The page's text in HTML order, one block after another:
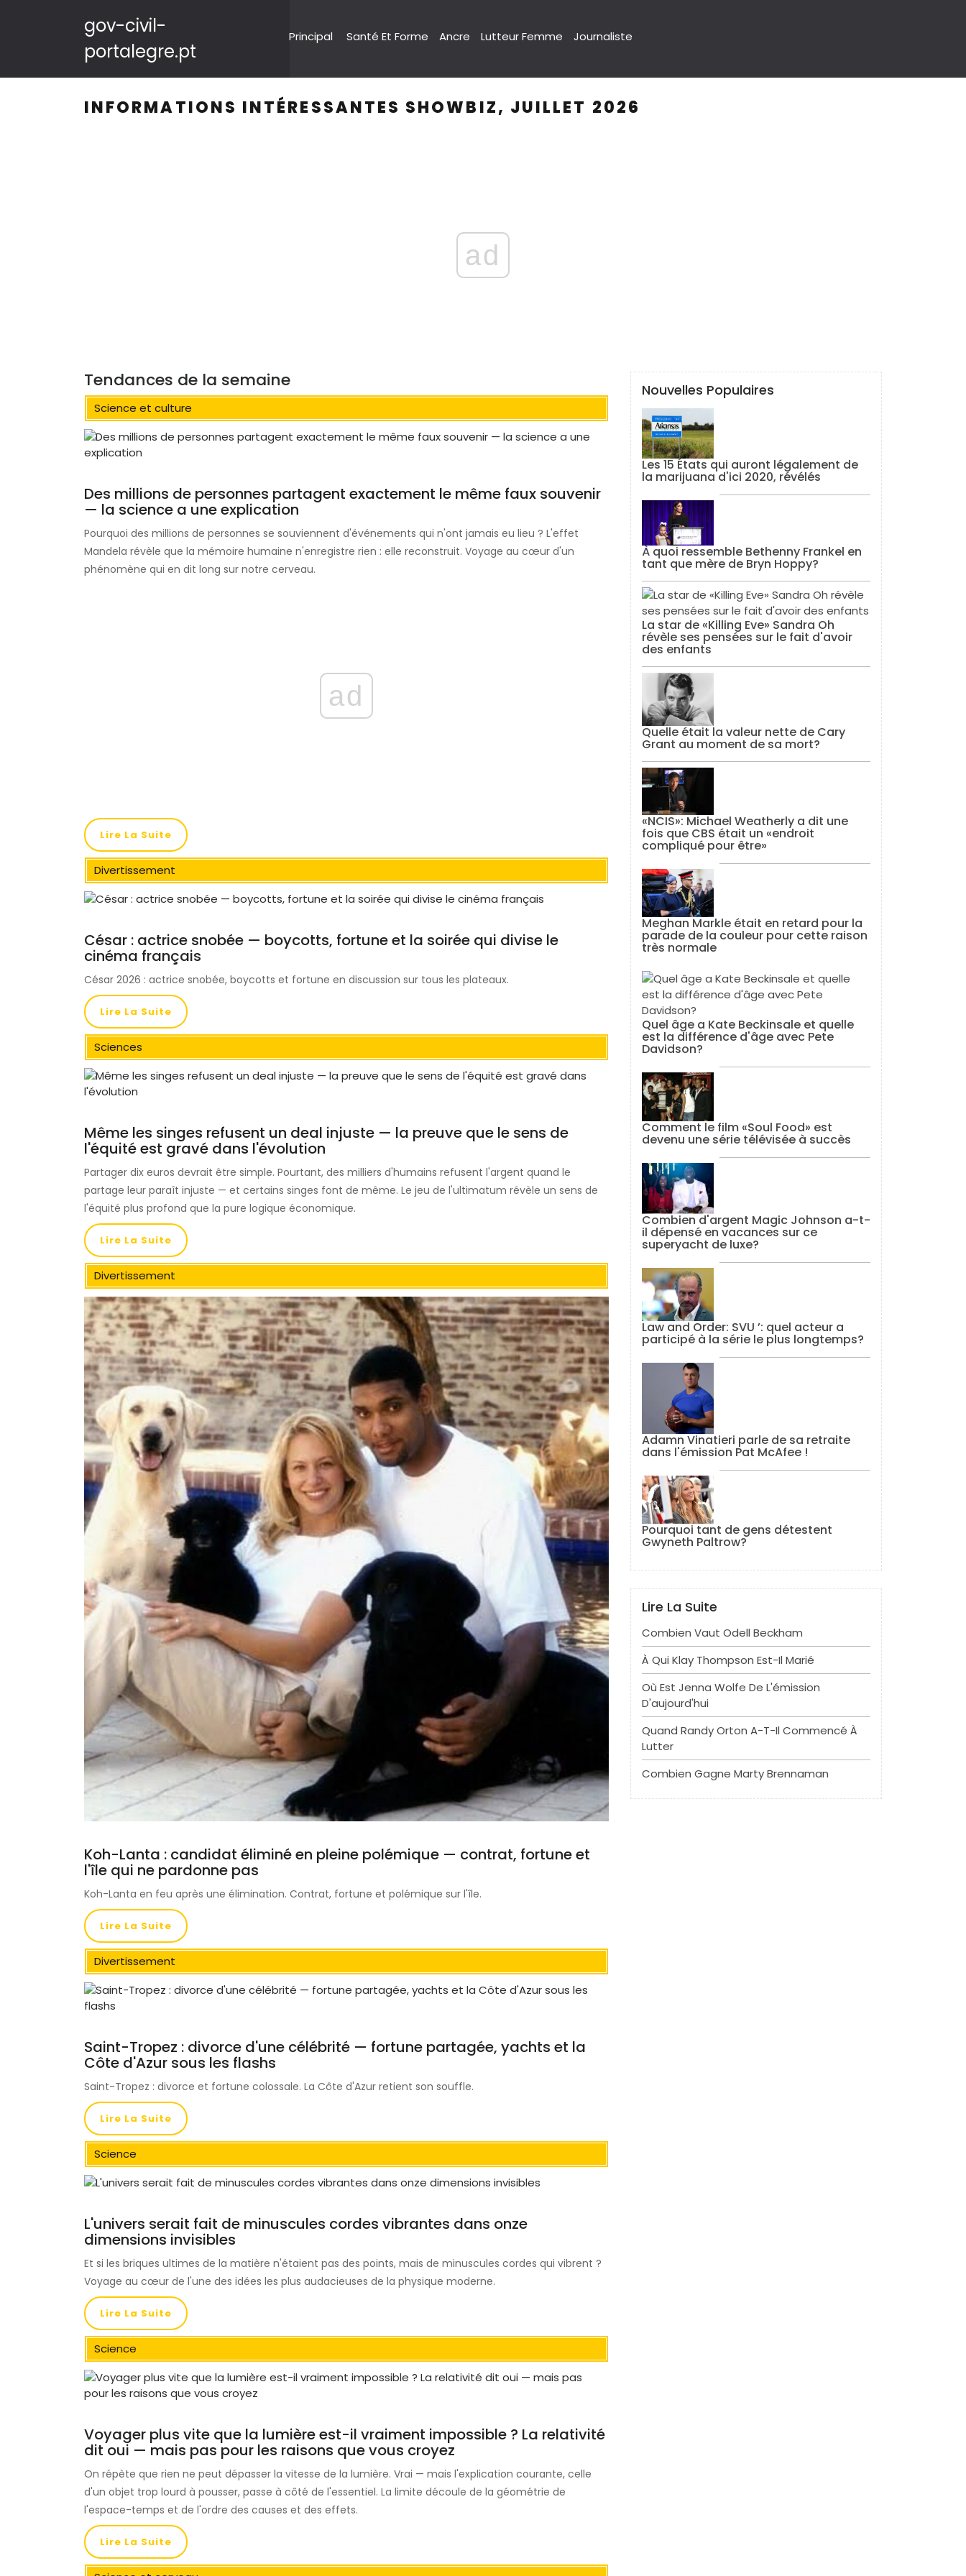
gov-civil-
portalegre.pt
Principal Santé Et Forme Ancre Lutteur Femme Journaliste
INFORMATIONS INTÉRESSANTES SHOWBIZ, JUILLET 2026
ad
Tendances de la semaine
Science et culture
Des millions de personnes partagent exactement le même faux souvenir
— la science a une explication
Pourquoi des millions de personnes se souviennent d'événements qui n'ont jamais eu lieu ? L'effet
Mandela révèle que la mémoire humaine n'enregistre rien : elle reconstruit. Voyage au cœur d'un
phénomène qui en dit long sur notre cerveau.
ad
Lire La Suite
Divertissement
César : actrice snobée — boycotts, fortune et la soirée qui divise le
cinéma français
César 2026 : actrice snobée, boycotts et fortune en discussion sur tous les plateaux.
Lire La Suite
Sciences
Même les singes refusent un deal injuste — la preuve que le sens de
l'équité est gravé dans l'évolution
Partager dix euros devrait être simple. Pourtant, des milliers d'humains refusent l'argent quand le
partage leur paraît injuste — et certains singes font de même. Le jeu de l'ultimatum révèle un sens de
l'équité plus profond que la pure logique économique.
Lire La Suite
Divertissement
Koh-Lanta : candidat éliminé en pleine polémique — contrat, fortune et
l'île qui ne pardonne pas
Koh-Lanta en feu après une élimination. Contrat, fortune et polémique sur l'île.
Lire La Suite
Divertissement
Saint-Tropez : divorce d'une célébrité — fortune partagée, yachts et la
Côte d'Azur sous les flashs
Saint-Tropez : divorce et fortune colossale. La Côte d'Azur retient son souffle.
Lire La Suite
Science
L'univers serait fait de minuscules cordes vibrantes dans onze
dimensions invisibles
Et si les briques ultimes de la matière n'étaient pas des points, mais de minuscules cordes qui vibrent ?
Voyage au cœur de l'une des idées les plus audacieuses de la physique moderne.
Lire La Suite
Science
Voyager plus vite que la lumière est-il vraiment impossible ? La relativité
dit oui — mais pas pour les raisons que vous croyez
On répète que rien ne peut dépasser la vitesse de la lumière. Vrai — mais l'explication courante, celle
d'un objet trop lourd à pousser, passe à côté de l'essentiel. La limite découle de la géométrie de
l'espace-temps et de l'ordre des causes et des effets.
Lire La Suite
Nouvelles Populaires
Les 15 États qui auront légalement de
la marijuana d'ici 2020, révélés
À quoi ressemble Bethenny Frankel en
tant que mère de Bryn Hoppy?
La star de «Killing Eve» Sandra Oh
révèle ses pensées sur le fait d'avoir
des enfants
Quelle était la valeur nette de Cary
Grant au moment de sa mort?
«NCIS»: Michael Weatherly a dit une
fois que CBS était un «endroit
compliqué pour être»
Meghan Markle était en retard pour la
parade de la couleur pour cette raison
très normale
Quel âge a Kate Beckinsale et quelle
est la différence d'âge avec Pete
Davidson?
Comment le film «Soul Food» est
devenu une série télévisée à succès
Combien d'argent Magic Johnson a-t-
il dépensé en vacances sur ce
superyacht de luxe?
Law and Order: SVU ’: quel acteur a
participé à la série le plus longtemps?
Adamn Vinatieri parle de sa retraite
dans l'émission Pat McAfee !
Pourquoi tant de gens détestent
Gwyneth Paltrow?
Lire La Suite
Combien Vaut Odell Beckham
À Qui Klay Thompson Est-Il Marié
Où Est Jenna Wolfe De L'émission
D'aujourd'hui
Quand Randy Orton A-T-Il Commencé À
Lutter
Combien Gagne Marty Brennaman